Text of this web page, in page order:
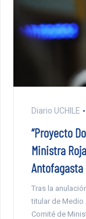
Diario UCHILE
“Proyecto
Ministra
Antofagasta
Tras la
titular de Medio
Comité de